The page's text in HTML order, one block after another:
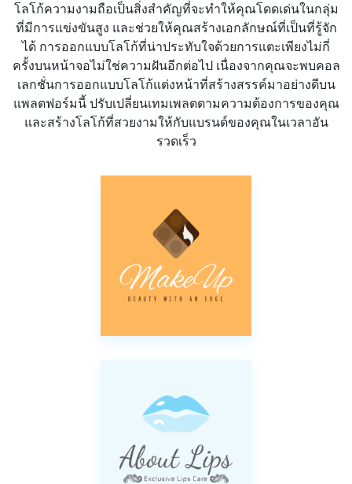
โลโก้ความงามถือเป็นสิ่งสำคัญที่จะทำให้คุณโดดเด่นในกลุ่ม
ที่มีการแข่งขันสูง และช่วยให้คุณสร้างเอกลักษณ์ที่เป็นที่รู้จัก
ได้ การออกแบบโลโก้ที่น่าประทับใจด้วยการแตะเพียงไม่กี่
ครั้งบนหน้าจอไม่ใช่ความฝันอีกต่อไป เนื่องจากคุณจะพบคอล
เลกชั่นการออกแบบโลโก้แต่งหน้าที่สร้างสรรค์มาอย่างดีบน
แพลตฟอร์มนี้ ปรับเปลี่ยนเทมเพลตตามความต้องการของคุณ
และสร้างโลโก้ที่สวยงามให้กับแบรนด์ของคุณในเวลาอัน
รวดเร็ว